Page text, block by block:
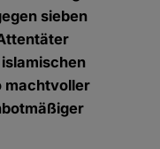
sieben
machtvoller